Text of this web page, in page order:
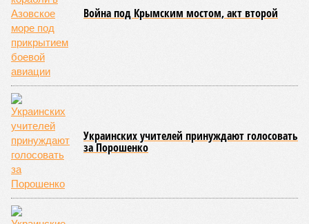
Война под Крымским мостом, акт второй
Украинских учителей принуждают голосовать
за Порошенко